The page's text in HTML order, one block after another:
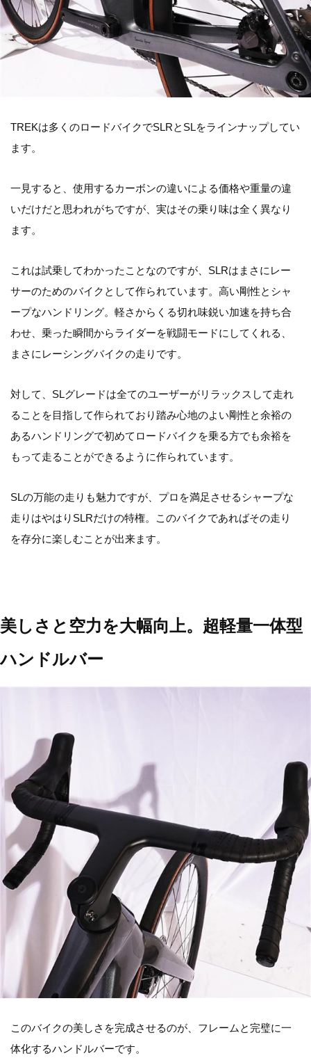
TREKは多くのロードバイクでSLRとSLをラインナップしてい
ます。
一見すると、使用するカーボンの違いによる価格や重量の違
いだけだと思われがちですが、実はその乗り味は全く異なり
ます。
これは試乗してわかったことなのですが、SLRはまさにレー
サーのためのバイクとして作られています。高い剛性とシャ
ープなハンドリング。軽さからくる切れ味鋭い加速を持ち合
わせ、乗った瞬間からライダーを戦闘モードにしてくれる、
まさにレーシングバイクの走りです。
対して、SLグレードは全てのユーザーがリラックスして走れ
ることを目指して作られており踏み心地のよい剛性と余裕の
あるハンドリングで初めてロードバイクを乗る方でも余裕を
もって走ることができるように作られています。
SLの万能の走りも魅力ですが、プロを満足させるシャープな
走りはやはりSLRだけの特権。このバイクであればその走り
を存分に楽しむことが出来ます。
美しさと空力を大幅向上。超軽量一体型
ハンドルバー
このバイクの美しさを完成させるのが、フレームと完璧に一
体化するハンドルバーです。